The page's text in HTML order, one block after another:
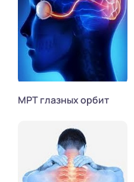
МРТ глазных орбит